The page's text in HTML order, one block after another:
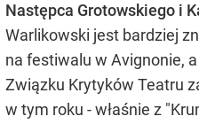
Następca Grotowskiego i
Warlikowski jest bardziej
na festiwalu w Avignonie,
Związku Krytyków Teatru
w tym roku - właśnie z